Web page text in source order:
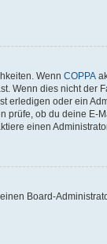
Wenn COPPA
Wenn dies nicht der
erledigen oder ein
prüfe, ob du deine E-
einen
Board-